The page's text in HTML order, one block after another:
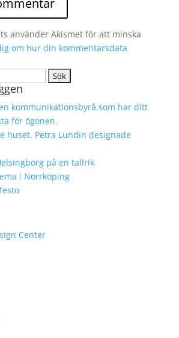
använder Akismet för att minska
om hur din kommentarsdata
kommunikationsbyrå som har ditt
för ögonen.
huset. Petra Lundin designade
på en tallrik
i Norrköping
Center